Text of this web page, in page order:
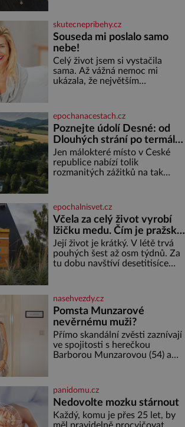
estébákům podepíše všechno,
co po něm chtějí. Svým
podpisem jim potvrdí také to, že
na něj během výslechů nikdo
nevyvíjel fyzický ani psychický
nátlak. Syn brněnského řezníka
chce být knězem a
skutecnepribehy.cz
Souseda mi poslalo samo
nebe!
Celý život jsem si vystačila
sama. Až vážná nemoc mi
ukázala, že největším
ochotný podat pomocnou ruku.
Vždycky jsem byla spíš
samotářka. Nepotřebovala jsem
kolem sebe partu kamarádek
ani partnera. Stačily mi knihy,
práce a hlavně klid. Hned po
studiích jsem odešla z rodného
epochanacestach.cz
Poznejte údolí Desné: od
Dlouhých strání po termální
prameny
Jen málokteré místo v České
republice nabízí tolik
rozmanitých zážitků na tak
jediného dne můžete
nahlédnout do útrob jedné z
nejvýznamnějších vodních
elektráren v Evropě, vydat se na
horské hřebeny, projet se na
koloběžce a den zakončit
poznáváním památek ve
epochalnisvet.cz
Včela za celý život vyrobí
lžičku medu. Čím je pražský
med ze střech tak ceněný?
Její život je krátký. V létě trvá
pouhých šest až osm týdnů. Za
tu dobu navštíví desetitisíce
medu – zhruba jednu čajovou
lžičku. Sama o sobě se může
zdát bezvýznamná. Teprve když
se spojí s dalšími desítkami tisíc
příslušnic svého včelstva,
vznikne jeden z
nejdokonalejších organismů
nasehvezdy.cz
Pomsta Munzarové
nevěrnému muži?
Přímo skandální zvěsti zaznívají
ve spojitosti s herečkou
Barborou Munzarovou (54) a
viděna s jakýmsi sympaťákem, s
nímž se velmi družně, až d
panidomu.cz
Nedovolte mozku stárnout
Každý, komu je přes 25 let, by
měl pravidelně procvičovat